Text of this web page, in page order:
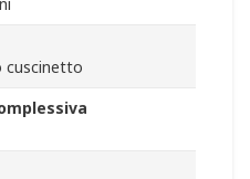
cuscinetto